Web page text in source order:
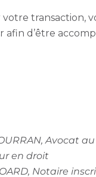
votre transaction,
afin d’être
Avocat
en droit
Notaire